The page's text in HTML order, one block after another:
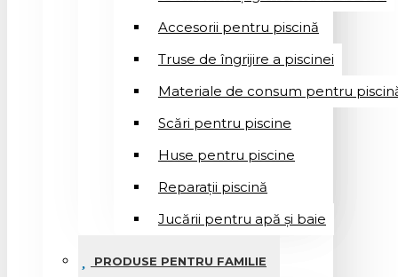
Accesorii pentru piscină
Truse de îngrijire a piscinei
Materiale de consum pentru
Scări pentru piscine
Huse pentru piscine
Reparații piscină
Jucării pentru apă și baie
PRODUSE PENTRU FAMILIE